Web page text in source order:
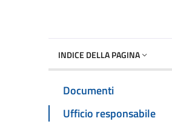
INDICE DELLA PAGINA
Documenti
Ufficio responsabile